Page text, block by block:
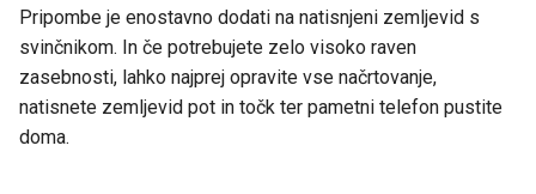
Ustvarjanje PDF-ja
Pripombe je enostavno dodati na natisnjeni zemljevid s
svinčnikom. In če potrebujete zelo visoko raven
zasebnosti, lahko najprej opravite vse načrtovanje,
natisnete zemljevid pot in točk ter pametni telefon pustite
doma.